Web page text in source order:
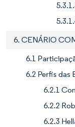
6. CENÁRIO
6.1
6.2 Perfis das
6.2.1
6.2.2
6.2.3